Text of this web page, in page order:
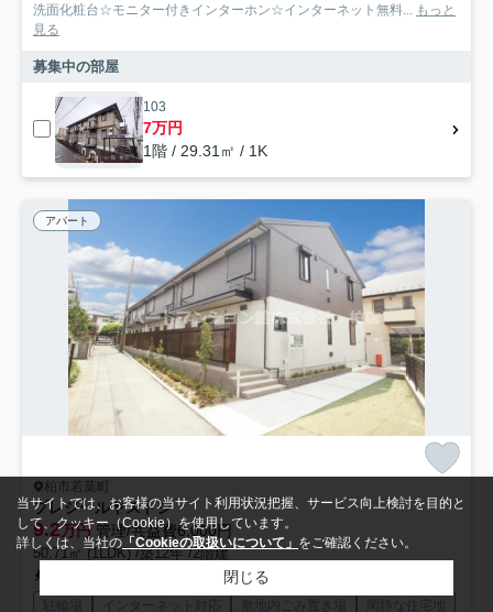
洗面化粧台☆モニター付きインターホン☆インターネット無料...
もっと
見る
募集中の部屋
103
7万円
1階 / 29.31㎡ / 1K
アパート
柏市若葉町
プレジールヤストシ
9.2万円 管理/共益費6,000円
50.71㎡ (1LDK) /築12年 /2階建
東武野田線「新柏」駅 徒歩28分
駐輪場 インターネット対応 敷地内ごみ置き場 閑静な住宅地
当サイトでは、お客様の当サイト利用状況把握、サービス向上検討を目的と
して、クッキー（Cookie）を使用しています。
詳しくは、当社の 「Cookieの取扱いについて」 をご確認ください。
閉じる